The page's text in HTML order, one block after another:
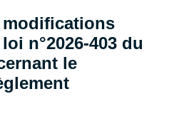
n°2026-403 du
le